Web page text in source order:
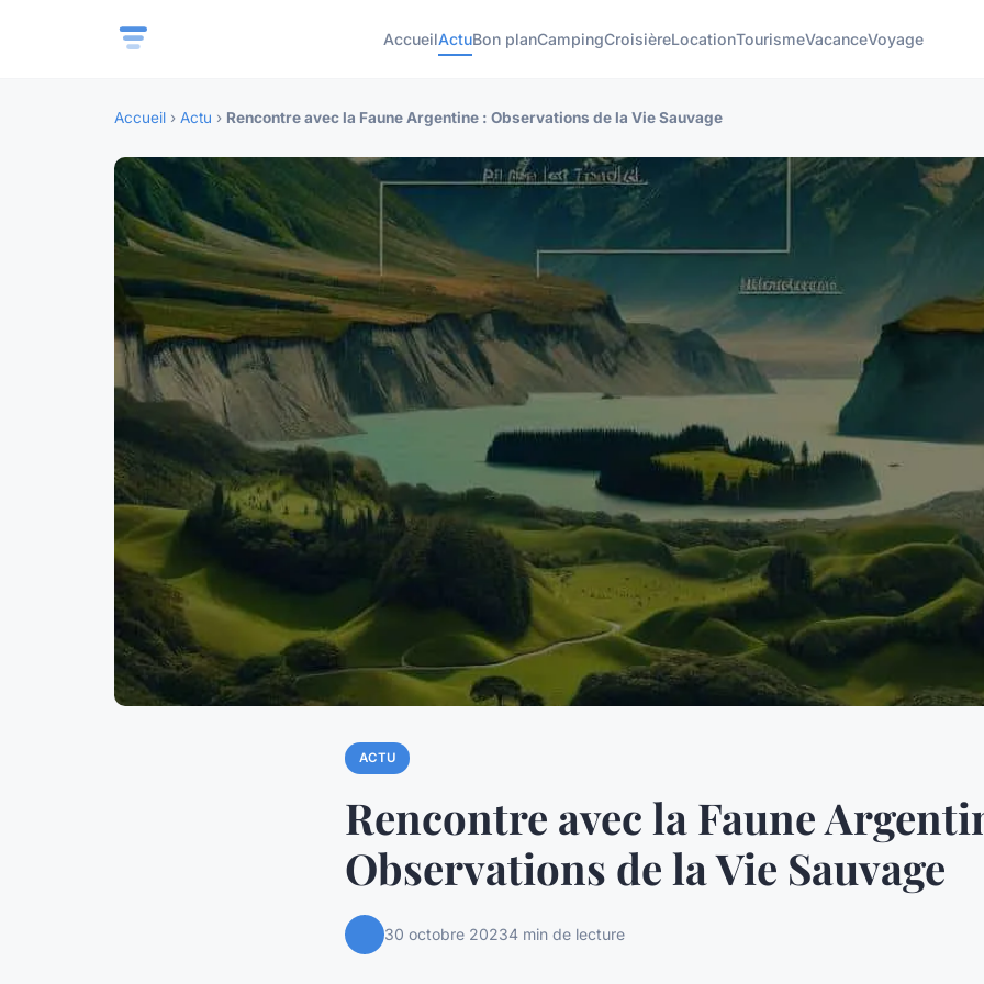
AccueilActuBon planCampingCroisièreLocationTourismeVacanceVoyage
Accueil › Actu › Rencontre avec la Faune Argentine : Observations de la Vie Sauvage
ACTU
Rencontre avec la Faune
Observations de la Vie Sauvage
30 octobre 20234 min de lecture